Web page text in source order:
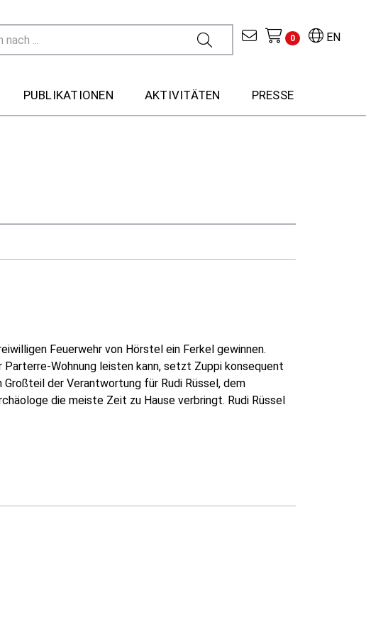
EN
0
PUBLIKATIONEN AKTIVITÄTEN PRESSE
Feuerwehr von Hörstel ein Ferkel gewinnen.
Parterre-Wohnung leisten kann, setzt Zuppi konsequent
Großteil der Verantwortung für Rudi Rüssel, dem
die meiste Zeit zu Hause verbringt. Rudi Rüssel